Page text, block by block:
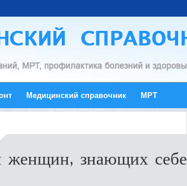
Медицинский справочник МРТ
женщин, знающих себе